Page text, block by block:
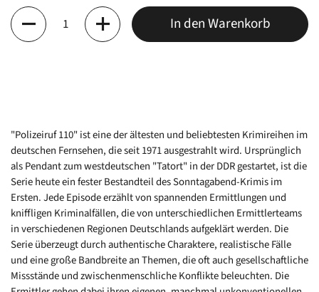
Anzahl In den Warenkorb
"Polizeiruf 110" ist eine der ältesten und beliebtesten Krimireihen im
deutschen Fernsehen, die seit 1971 ausgestrahlt wird. Ursprünglich
als Pendant zum westdeutschen "Tatort" in der DDR gestartet, ist die
Serie heute ein fester Bestandteil des Sonntagabend-Krimis im
Ersten. Jede Episode erzählt von spannenden Ermittlungen und
kniffligen Kriminalfällen, die von unterschiedlichen Ermittlerteams
in verschiedenen Regionen Deutschlands aufgeklärt werden. Die
Serie überzeugt durch authentische Charaktere, realistische Fälle
und eine große Bandbreite an Themen, die oft auch gesellschaftliche
Missstände und zwischenmenschliche Konflikte beleuchten. Die